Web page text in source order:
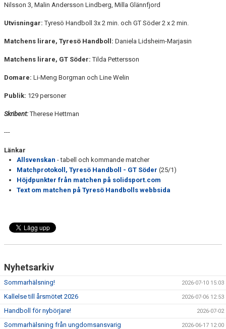
Nilsson 3, Malin Andersson Lindberg, Milla Glännfjord
Utvisningar:Tyresö Handboll 3x 2 min. och GT Söder 2 x 2 min.
Matchens lirare, Tyresö Handboll: Daniela Lidsheim-Marjasin
Matchens lirare, GT Söder:Tilda Pettersson
Domare: Li-Meng Borgman och Line Welin
Publik: 129 personer
Skribent:Therese Hettman
---
Länkar
Allsvenskan - tabell och kommande matcher
Matchprotokoll, Tyresö Handboll - GT Söder (25/1)
Höjdpunkter från matchen på solidsport.com
Text om matchen på Tyresö Handbolls webbsida
Nyhetsarkiv
Sommarhälsning! 2026-07-10 15:03
Kallelse till årsmötet 2026 2026-07-06 12:53
Handboll för nybörjare! 2026-07-02
Sommarhälsning från ungdomsansvarig 2026-06-17 12:00